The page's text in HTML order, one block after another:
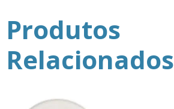
Produtos
Relacionados